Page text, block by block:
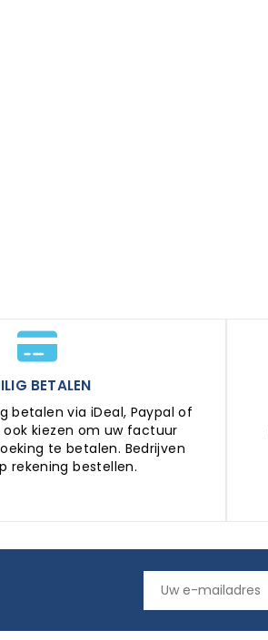
BETALEN
betalen via iDeal, Paypal of
ook kiezen om uw factuur
te betalen. Bedrijven
rekening bestellen.